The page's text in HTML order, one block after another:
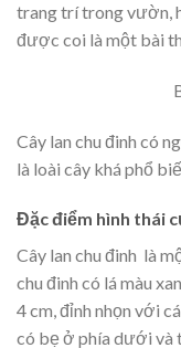
trang trí trong vườn,
được coi là một bài
Cây lan chu đinh có
là loài cây khá phổ
Đặc điểm hình thái
Cây lan chu đinh là
chu đinh có lá màu
4 cm, đỉnh nhọn với
có bẹ ở phía dưới và